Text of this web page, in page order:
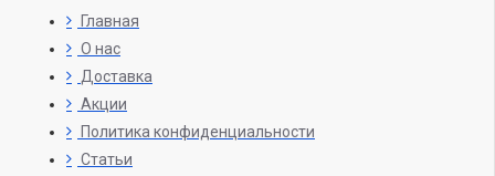
Главная
О нас
Доставка
Акции
Политика конфиденциальности
Статьи